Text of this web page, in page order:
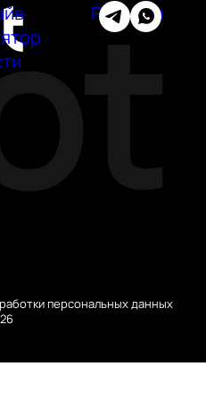
Регионы
персональных данных